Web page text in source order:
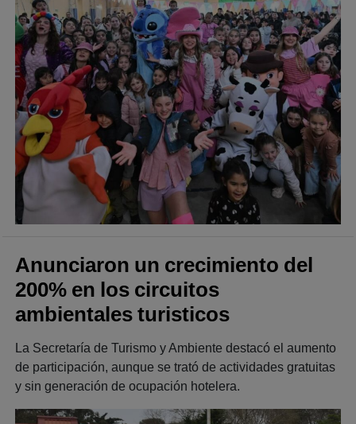
Anunciaron un crecimiento del
200% en los circuitos
ambientales turisticos
La Secretaría de Turismo y Ambiente destacó el aumento
de participación, aunque se trató de actividades gratuitas
y sin generación de ocupación hotelera.